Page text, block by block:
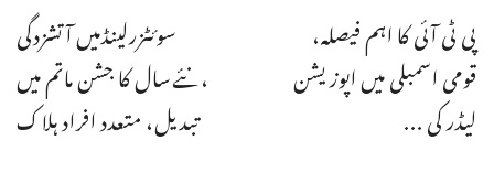
سوئٹزرلینڈمیں آتشزدگی
،نئےسال کا جشن ماتم میں
تبدیل، متعدد افراد ہلاک
پی ٹی آئی کا اہم فیصلہ،
قومی اسمبلی میں اپوزیشن
لیڈر کی ...